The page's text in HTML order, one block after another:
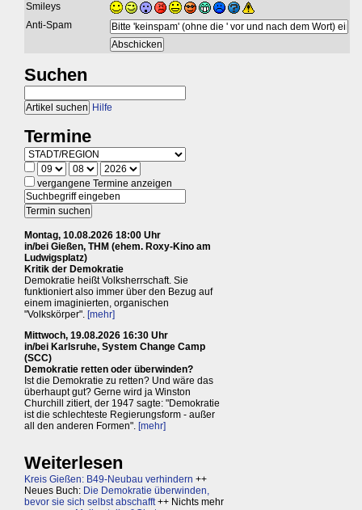
Smileys
Anti-Spam
Suchen
Hilfe
Termine
vergangene Termine anzeigen
Montag, 10.08.2026 18:00 Uhr
in/bei Gießen, THM (ehem. Roxy-Kino am
Ludwigsplatz)
Kritik der Demokratie
Demokratie heißt Volksherrschaft. Sie
funktioniert also immer über den Bezug auf
einem imaginierten, organischen
"Volkskörper". [mehr]
Mittwoch, 19.08.2026 16:30 Uhr
in/bei Karlsruhe, System Change Camp
(SCC)
Demokratie retten oder überwinden?
Ist die Demokratie zu retten? Und wäre das
überhaupt gut? Gerne wird ja Winston
Churchill zitiert, der 1947 sagte: "Demokratie
ist die schlechteste Regierungsform - außer
all den anderen Formen". [mehr]
Weiterlesen
Kreis Gießen: B49-Neubau verhindern ++
Neues Buch: Die Demokratie überwinden,
bevor sie sich selbst abschafft++ Nichts mehr